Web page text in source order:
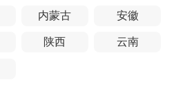
内蒙古 安徽
陕西 云南